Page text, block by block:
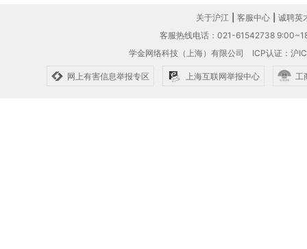
关于沪江 客服中心
诚聘英
客服热线电话：021-61542738
学金网络科技（上海）有限公司 ICP认证：沪
网上有害信息举报专区 上海互联网举报中心 工